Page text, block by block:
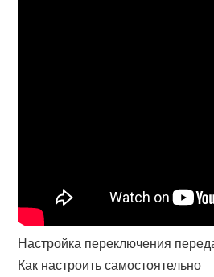
Настройка переключения
Как настроить самостоятельно